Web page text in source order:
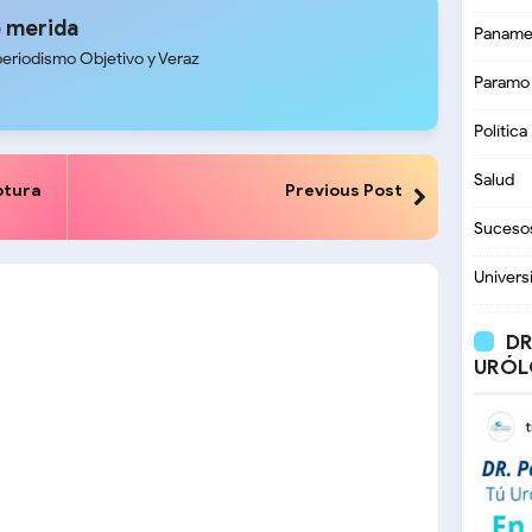
merida
Objetivo y Veraz
Previous Post
Paramo
Política
Salud